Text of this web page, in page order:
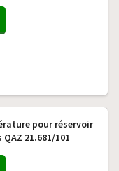
pour réservoir
21.681/101